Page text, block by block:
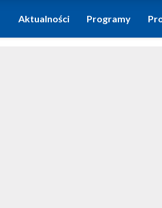
Aktualności Programy